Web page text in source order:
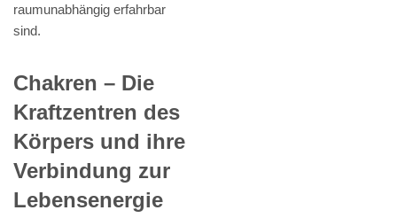
raumunabhängig erfahrbar
sind.
Chakren – Die
Kraftzentren des
Körpers und ihre
Verbindung zur
Lebensenergie